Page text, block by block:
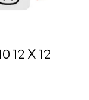
12 X 12